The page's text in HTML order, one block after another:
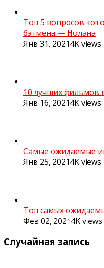
Топ 5 вопросов
бэтмена — Нолана
Янв 31, 20214Kviews
10 лучших фильмов
Янв 16, 20214Kviews
Самые ожидаемые
Янв 25, 20214Kviews
Топ самых
Фев 02, 20214Kviews
Случайная запись